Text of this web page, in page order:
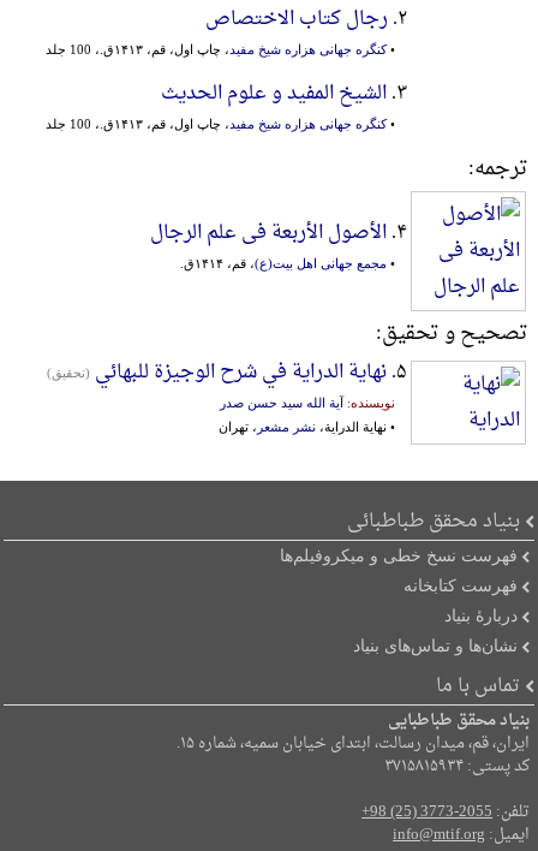
۲. رجال کتاب الاختصاص
•کنگره جهانی هزاره شیخ مفید ، چاپ اول، قم، ۱۴۱۳ق.، 100 جلد
۳. الشیخ المفید و علوم الحدیث
•کنگره جهانی هزاره شیخ مفید ، چاپ اول، قم، ۱۴۱۳ق.، 100 جلد
ترجمه:
۴. الأصول الأربعة فی علم الرجال
• مجمع جهانی اهل بیت(ع)، قم، ۱۴۱۴ق.
تصحیح و تحقیق:
۵. نهایة الدرایة في شرح الوجیزة للبهائي (تحقیق)
نویسنده: آیة الله سید حسن صدر
• نهایة الدرایة، نشر مشعر ، تهران
بنیاد محقق طباطبائی
فهرست نسخ خطی و میکروفیلم‌ها
فهرست کتابخانه
دربارۀ بنیاد
نشان‌ها و تماس‌های بنیاد
تماس با ما
بنیاد محقق طباطبایی
ایران، قم، میدان رسالت، ابتدای خیابان سمیه، شماره ۱۵.
کد پستی: ۳۷۱۵۸۱۵۹۳۴
تلفن:+98 (25) 3773-2055
ایمیل:info@mtif.org